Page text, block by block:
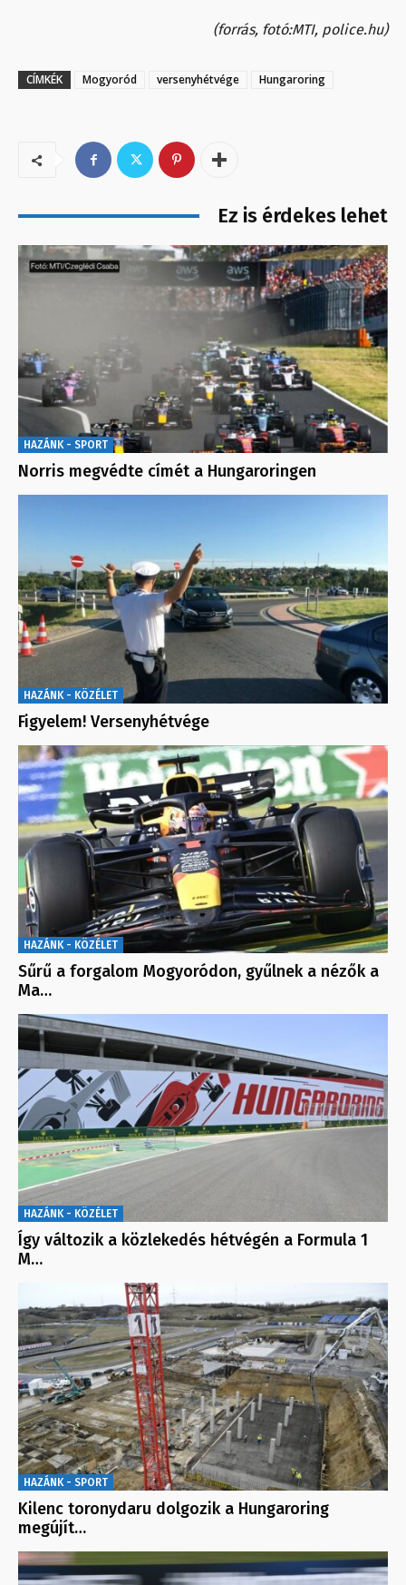
(forrás, fotó:MTI, police.hu)
CÍMKÉK Mogyoród versenyhétvége Hungaroring
Ez is érdekes lehet
HAZÁNK - SPORT
Norris megvédte címét a Hungaroringen
HAZÁNK - KÖZÉLET
Figyelem! Versenyhétvége
HAZÁNK - KÖZÉLET
Sűrű a forgalom Mogyoródon, gyűlnek a nézők a
Ma…
HAZÁNK - KÖZÉLET
Így változik a közlekedés hétvégén a Formula 1
M…
HAZÁNK - SPORT
Kilenc toronydaru dolgozik a Hungaroring
megújít…